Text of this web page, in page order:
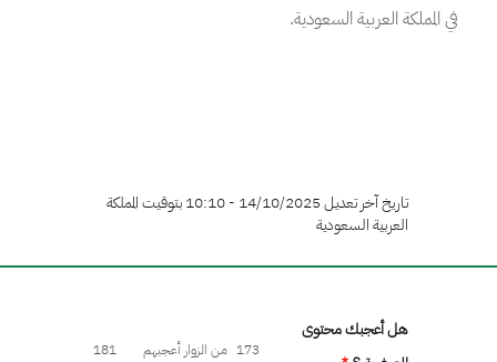
في المملكة العربية السعودية.
تاريخ آخر تعديل 14/10/2025 - 10:10 بتوقيت المملكة
العربية السعودية
هل أعجبك محتوى
173 من الزوار أعجبهم
181